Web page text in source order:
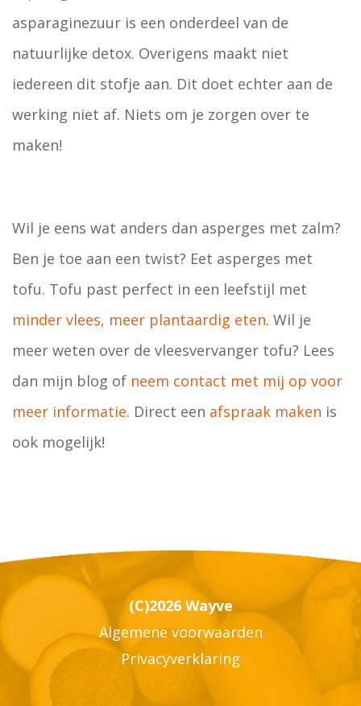
asparaginezuur is een onderdeel van de
natuurlijke detox. Overigens maakt niet
iedereen dit stofje aan. Dit doet echter aan de
werking niet af. Niets om je zorgen over te
maken!
Wil je eens wat anders dan asperges met zalm?
Ben je toe aan een twist? Eet asperges met
tofu. Tofu past perfect in een leefstijl met
minder vlees, meer plantaardig eten. Wil je
meer weten over de vleesvervanger tofu? Lees
dan mijn blog of neem contact met mij op voor
meer informatie. Direct een afspraak maken is
ook mogelijk!
(C)2026 Wayve
Algemene voorwaarden
Privacyverklaring